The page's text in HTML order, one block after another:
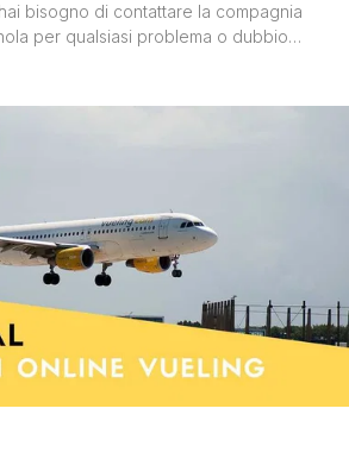
bisogno di contattare la compagnia
per qualsiasi problema o dubbio
VUELING CONTATTI Vueling: contatti